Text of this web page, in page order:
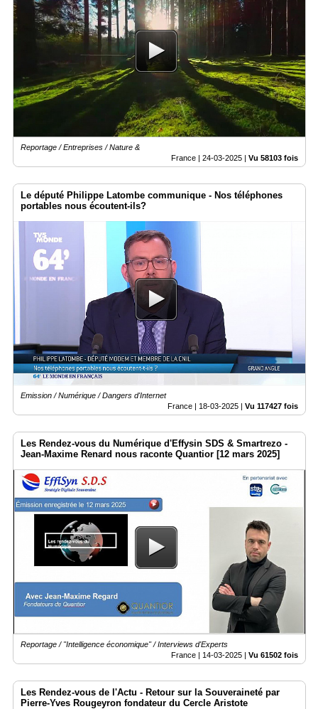
Reportage / Entreprises / Nature &
France | 24-03-2025 | Vu 58103 fois
Le député Philippe Latombe communique - Nos téléphones
portables nous écoutent-ils?
Emission / Numérique / Dangers d'Internet
France | 18-03-2025 Vu 117427 fois
Les Rendez-vous du Numérique d'Effysin SDS & Smartrezo -
Jean-Maxime Renard nous raconte Quantior [12 mars 2025]
Reportage / "Intelligence économique" / Interviews d'Experts
France | 14-03-2025 | Vu 61502 fois
Les Rendez-vous de l'Actu - Retour sur la Souveraineté par
Pierre-Yves Rougeyron fondateur du Cercle Aristote